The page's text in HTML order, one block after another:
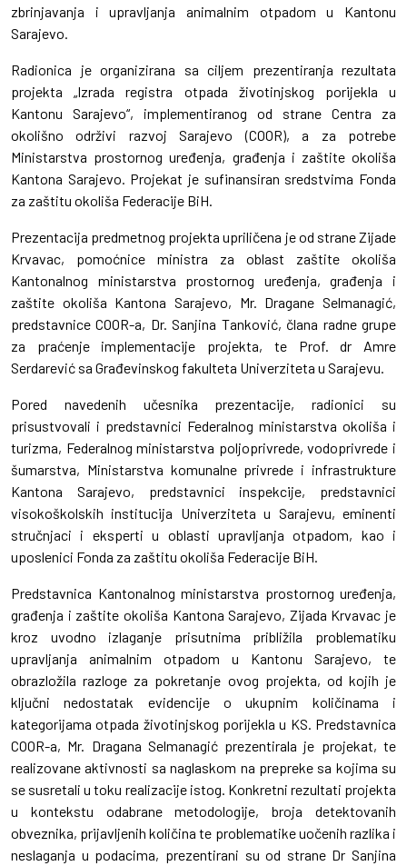
zbrinjavanja i upravljanja animalnim otpadom u Kantonu
Sarajevo.
Radionica je organizirana sa ciljem prezentiranja rezultata
projekta „Izrada registra otpada životinjskog porijekla u
Kantonu Sarajevo“, implementiranog od strane Centra za
okolišno održivi razvoj Sarajevo (COOR), a za potrebe
Ministarstva prostornog uređenja, građenja i zaštite okoliša
Kantona Sarajevo. Projekat je sufinansiran sredstvima Fonda
za zaštitu okoliša Federacije BiH.
Prezentacija predmetnog projekta upriličena je od strane Zijade
Krvavac, pomoćnice ministra za oblast zaštite okoliša
Kantonalnog ministarstva prostornog uređenja, građenja i
zaštite okoliša Kantona Sarajevo, Mr. Dragane Selmanagić,
predstavnice COOR-a, Dr. Sanjina Tanković, člana radne grupe
za praćenje implementacije projekta, te Prof. dr Amre
Serdarević sa Građevinskog fakulteta Univerziteta u Sarajevu.
Pored navedenih učesnika prezentacije, radionici su
prisustvovali i predstavnici Federalnog ministarstva okoliša i
turizma, Federalnog ministarstva poljoprivrede, vodoprivrede i
šumarstva, Ministarstva komunalne privrede i infrastrukture
Kantona Sarajevo, predstavnici inspekcije, predstavnici
visokoškolskih institucija Univerziteta u Sarajevu, eminenti
stručnjaci i eksperti u oblasti upravljanja otpadom, kao i
uposlenici Fonda za zaštitu okoliša Federacije BiH.
Predstavnica Kantonalnog ministarstva prostornog uređenja,
građenja i zaštite okoliša Kantona Sarajevo, Zijada Krvavac je
kroz uvodno izlaganje prisutnima približila problematiku
upravljanja animalnim otpadom u Kantonu Sarajevo, te
obrazložila razloge za pokretanje ovog projekta, od kojih je
ključni nedostatak evidencije o ukupnim količinama i
kategorijama otpada životinjskog porijekla u KS. Predstavnica
COOR-a, Mr. Dragana Selmanagić prezentirala je projekat, te
realizovane aktivnosti sa naglaskom na prepreke sa kojima su
se susretali u toku realizacije istog. Konkretni rezultati projekta
u kontekstu odabrane metodologije, broja detektovanih
obveznika, prijavljenih količina te problematike uočenih razlika i
neslaganja u podacima, prezentirani su od strane Dr Sanjina